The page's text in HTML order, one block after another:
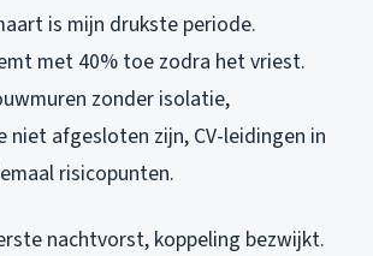
is mijn drukste periode.
met 40% toe zodra het vriest.
zonder isolatie,
niet afgesloten zijn, CV-leidingen in
risicopunten.
nachtvorst, koppeling bezwijkt.